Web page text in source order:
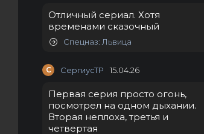
Отличный сериал. Хотя
временами сказочный
Спецназ: Львица
С СергиусТР 15.04.26
Первая серия просто огонь,
посмотрел на одном дыхании.
Вторая неплоха, третья и
четвертая